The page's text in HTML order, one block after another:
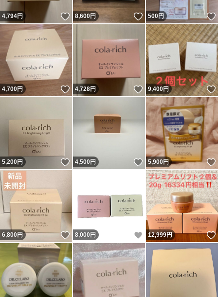
4,794円 いいね！
8,600円 いいね！
500円
4,700円 いいね！
4,728円 いいね！
9,400円
5,200円 いいね！
4,500円 いいね！
5,900円
6,800円 いいね！
8,000 円 いいね！
12,999円